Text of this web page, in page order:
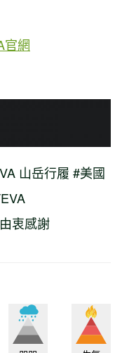
官網
山岳行履 #美國
衷感謝